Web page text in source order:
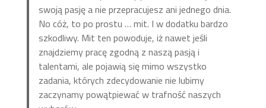
swoją pasję a nie przepracujesz ani jednego dnia.
No cóż, to po prostu … mit. I w dodatku bardzo
szkodliwy. Mit ten powoduje, iż nawet jeśli
znajdziemy pracę zgodną z naszą pasją i
talentami, ale pojawią się mimo wszystko
zadania, których zdecydowanie nie lubimy
zaczynamy powątpiewać w trafność naszych